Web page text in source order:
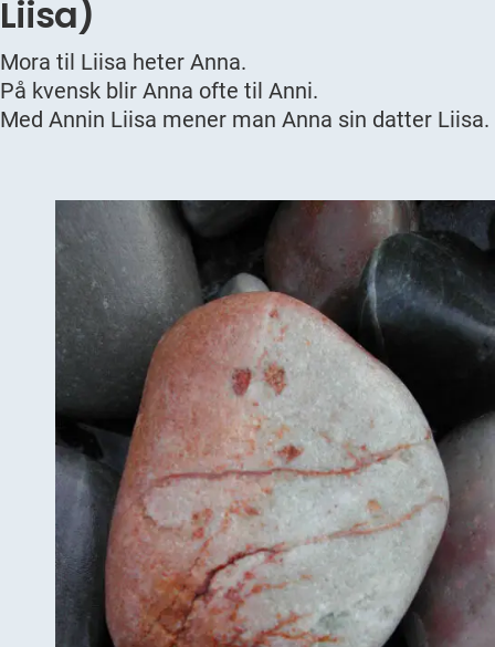
Liisa)
Mora til Liisa heter Anna.
På kvensk blir Anna ofte til Anni.
Med Annin Liisa mener man Anna sin datter Liisa.